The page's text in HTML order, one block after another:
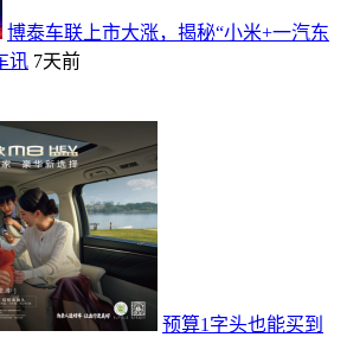
博泰车联上市大涨，揭秘“小米+一汽东
讯 7天前
预算1字头也能买到